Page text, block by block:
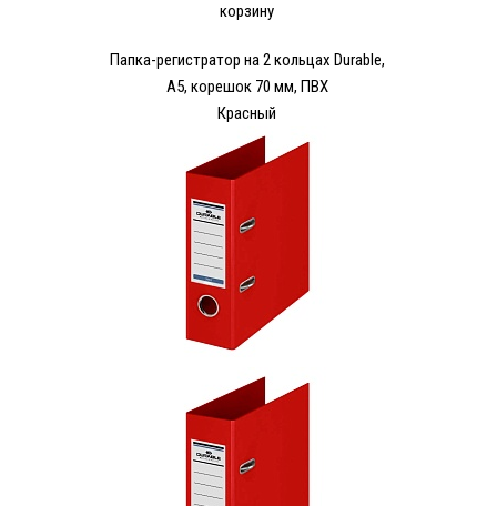
корзину
Папка-регистратор на 2 кольцах Durable,
А5, корешок 70 мм, ПВХ
Красный